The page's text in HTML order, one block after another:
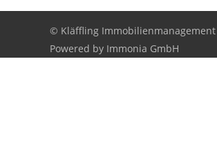
© Kläffling Immobilienmanagement
Powered by Immonia GmbH